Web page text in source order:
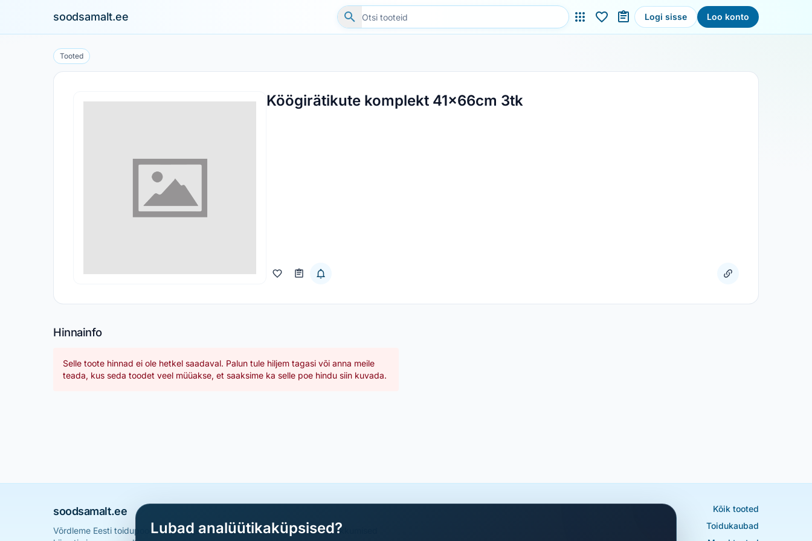
soodsamalt.ee Logi sisse Loo konto
Tooted
Köögirätikute komplekt 41x66cm 3tk
Hinnainfo
Selle toote hinnad ei ole hetkel saadaval. Palun tule hiljem tagasi või anna meile
teada, kus seda toodet veel müüakse, et saaksime ka selle poe hindu siin kuvada.
soodsamalt.ee
Võrdleme Eesti toidupoodide hindu ja aitame sul leida parimad sooduspakkumised
Kõik tooted
Toidukaubad
Lubad analüütikaküpsised?